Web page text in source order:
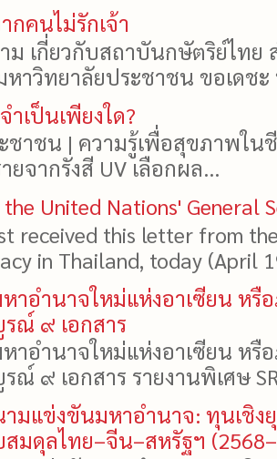
กคนไม่รักเจ้า
ม เกี่ยวกับสถาบันกษัตริย์ไทย
หาวิทยาลัยประชาชน ขอเดช
เป็นเพียงใด?
ชาชน | ความรู้เพื่อสุขภาพใน
ยจากรังสี UV เลือกผล...
United Nations' General
received this letter from
in Thailand, today (April
หาอำนาจใหม่แห่งอาเซียน ห
ณ์ ๙ เอกสาร
หาอำนาจใหม่แห่งอาเซียน ห
ณ์ ๙ เอกสาร รายงานพิเศษ
ามแข่งขันมหาอำนาจ: ทุนเชิง
สมดุลไทย–จีน–สหรัฐฯ